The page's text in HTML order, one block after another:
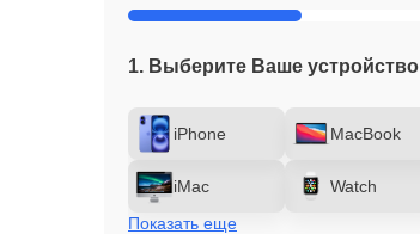
1. Выберите Ваше устройство
iPhone MacBook
iMac Watch
Показать еще